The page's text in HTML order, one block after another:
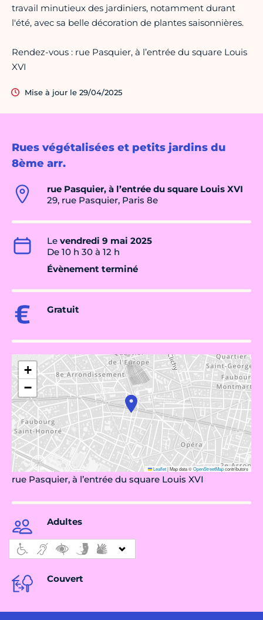
Rues végétalisées et petits jardins du
8ème arr.
rue Pasquier, à l’entrée du square Louis XVI
29, rue Pasquier, Paris 8e
Le vendredi 9 mai 2025
De 10 h 30 à 12 h
Évènement terminé
Gratuit
+
−
Leaflet|Map data ©OpenStreetMapcontributors
rue Pasquier, à l’entrée du square Louis XVI
Adultes
Couvert
travail minutieux des jardiniers, notamment durant
l'été, avec sa belle décoration de plantes saisonnières.
Rendez-vous : rue Pasquier, à l’entrée du square Louis
XVI
Mise à jour le 29/04/2025